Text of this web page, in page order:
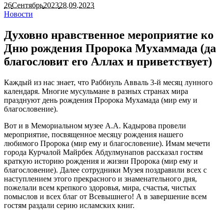
26Сентябрь202328.09.2023
Новости
Духовно нравственное мероприятие ко
Дню рождения Пророка Мухаммада (да
благословит его Аллах и приветствует)
Каждый из нас знает, что Раббиуль Авваль 3-й месяц лунного
календаря. Многие мусульмане в разных странах мира
празднуют день рождения Пророка Мухамада (мир ему и
благословение).
Вот и в Мемориальном музее А.А. Кадырова провели
мероприятие, посвященное месяцу рождения нашего
любимого Пророка (мир ему и благословение). Имам мечети
города Курчалой Майрбек Абдулмунапов рассказал гостям
краткую историю рождения и жизни Пророка (мир ему и
благословение). Далее сотрудники Музея поздравили всех с
наступлением этого прекрасного и знаменательного дня,
пожелали всем крепкого здоровья, мира, счастья, чистых
помыслов и всех благ от Всевышнего! А в завершение всем
гостям раздали серию исламских книг.